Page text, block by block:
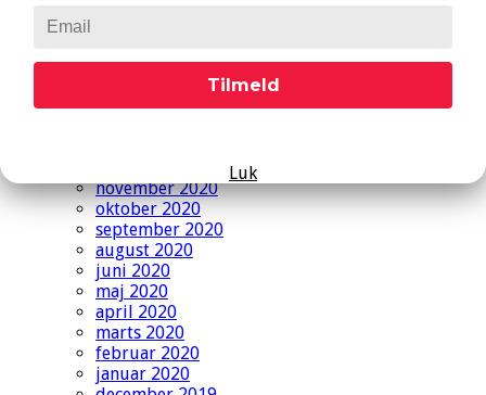
maj 2021
marts 2021
november 2020
oktober 2020
september 2020
august 2020
juni 2020
maj 2020
april 2020
marts 2020
februar 2020
januar 2020
Tilmeld
Luk